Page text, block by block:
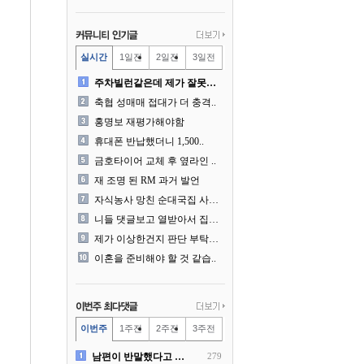
실시간 1일전 2일전 3일전
주차빌런같은데 제가 잘못한건..
축협 성매매 접대가 더 충격..
홍명보 재평가해야함
휴대폰 반납했더니 1,500..
금호타이어 교체 후 옆라인 ..
재 조명 된 RM 과거 발언
자식농사 망친 순대국집 사장..
니들 댓글보고 열받아서 집구..
제가 이상한건지 판단 부탁드..
이혼을 준비해야 할 것 같습..
이번주 1주전 2주전 3주전
남편이 반말했다고 똑같이 반.. 279